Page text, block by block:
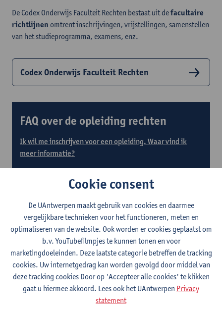
De Codex Onderwijs Faculteit Rechten bestaat uit defacultaire
richtlijnen omtrent inschrijvingen, vrijstellingen, samenstellen
van het studieprogramma, examens, enz.
Codex Onderwijs Faculteit Rechten
FAQ over de opleiding rechten
Ik wil me inschrijven voor een opleiding. Waar vind ik
meer informatie?
kunnen inschrijven?
Heb ik bepaalde voorkennis nodig voor de opleiding
rechten?
Ik heb een andere vraag
Contact
Cookie consent
De UAntwerpen maakt gebruik van cookies en daarmee
vergelijkbare technieken voor het functioneren, meten en
optimaliseren van de website. Ook worden er cookies geplaatst om
b.v. YouTubefilmpjes te kunnen tonen en voor
marketingdoeleinden. Deze laatste categorie betreffen de tracking
cookies. Uw internetgedrag kan worden gevolgd door middel van
deze tracking cookies Door op 'Accepteer alle cookies' te klikken
gaat u hiermee akkoord. Lees ook het UAntwerpen Privacy
statement